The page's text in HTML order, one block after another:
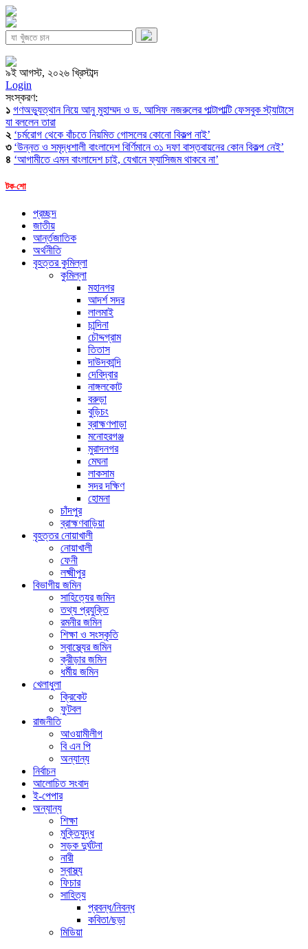
৯ই আগস্ট, ২০২৬ খ্রিস্টাব্দ
Login
সংস্করণ:
১ গণঅভ্যুত্থান নিয়ে আনু মুহাম্মদ ও ড. আসিফ নজরুলের পাল্টাপাল্টি ফেসবুক স্ট্যাটাসে
যা বললেন তারা
২ ‘চর্মরোগ থেকে বাঁচতে নিয়মিত গোসলের কোনো বিকল্প নাই’
৩ ‘উন্নত ও সমৃদ্ধশালী বাংলাদেশ বির্ণিমানে ৩১ দফা বাস্তবায়নের কোন বিকল্প নেই’
৪ ‘আগামীতে এমন বাংলাদেশ চাই, যেখানে ফ্যাসিজম থাকবে না’
টক-শো
প্রচ্ছদ
জাতীয়
আর্ন্তজাতিক
অর্থনীতি
বৃহত্তর কুমিল্লা
কুমিল্লা
মহানগর
আদর্শ সদর
লালমাই
চান্দিনা
চৌদ্দগ্রাম
তিতাস
দাউদকান্দি
দেবিদ্বার
নাঙ্গলকোট
বরুড়া
বুড়িচং
ব্রাহ্মণপাড়া
মনোহরগঞ্জ
মুরাদনগর
মেঘনা
লাকসাম
সদর দক্ষিণ
হোমনা
চাঁদপুর
ব্রাহ্মণবাড়িয়া
বৃহত্তর নোয়াখালী
নোয়াখালী
ফেনী
লক্ষ্মীপুর
বিভাগীয় জমিন
সাহিত্যের জমিন
তথ্য প্রযুক্তি
রমনীর জমিন
শিক্ষা ও সংস্কৃতি
স্বাস্থ্যের জমিন
ক্রীড়ার জমিন
ধর্মীয় জমিন
খেলাধুলা
ক্রিকেট
ফুটবল
রাজনীতি
আওয়ামীলীগ
বি এন পি
অন্যান্য
নির্বাচন
আলোচিত সংবাদ
ই-পেপার
অন্যান্য
শিক্ষা
মুক্তিযুদ্ধ
সড়ক দুর্ঘটনা
নারী
স্বাস্থ্য
ফিচার
সাহিত্য
প্রবন্ধ/নিবন্ধ
কবিতা/ছড়া
মিডিয়া